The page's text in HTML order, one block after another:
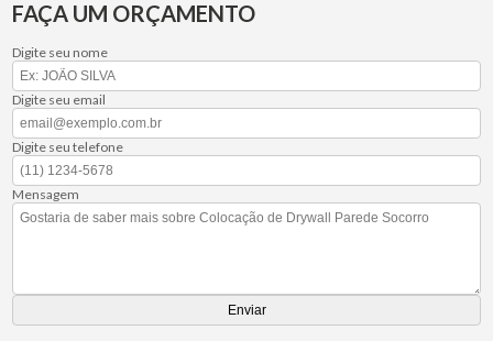
FAÇA UM ORÇAMENTO
Digite seu nome
Digite seu email
Digite seu telefone
Mensagem